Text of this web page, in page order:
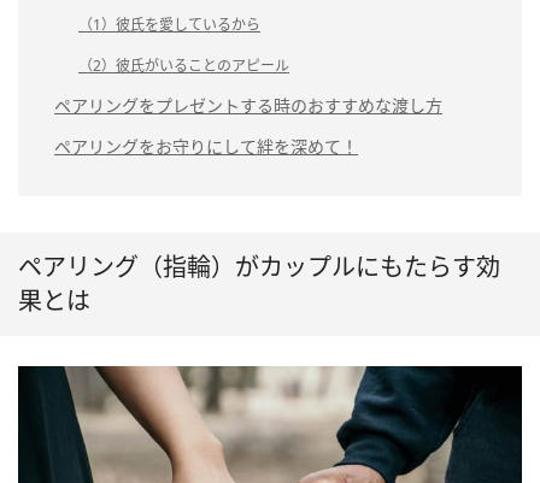
（1）彼氏を愛しているから
（2）彼氏がいることのアピール
ペアリングをプレゼントする時のおすすめな渡し方
ペアリングをお守りにして絆を深めて！
ペアリング（指輪）がカップルにもたらす効
果とは